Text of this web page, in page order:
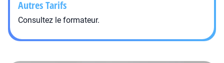
Autres Tarifs
Consultez le formateur.